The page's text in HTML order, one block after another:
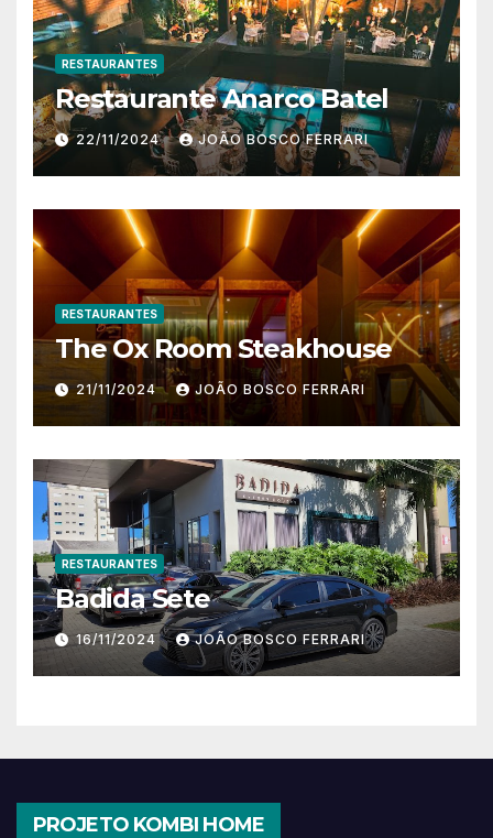
RESTAURANTES
Restaurante Anarco Batel
22/11/2024 JOÃO BOSCO FERRARI
RESTAURANTES
The Ox Room Steakhouse
21/11/2024 JOÃO BOSCO FERRARI
RESTAURANTES
Badida Sete
16/11/2024 JOÃO BOSCO FERRARI
PROJETO KOMBI HOME